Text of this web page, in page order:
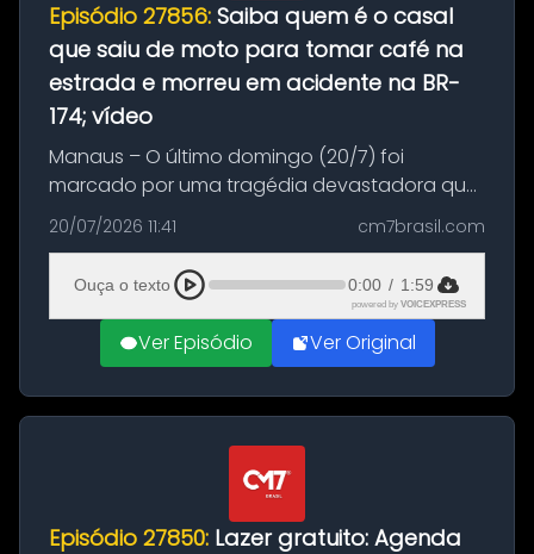
Episódio 27856: Saiba quem é o casal
que saiu de moto para tomar café na
estrada e morreu em acidente na BR-
174; vídeo
Manaus – O último domingo (20/7) foi
marcado por uma tragédia devastadora que
resultou na morte precoce de dois jovens na
BR-174, na zona rural de Manaus. Um passeio
com destino a um típico café regio...
20/07/2026 11:41 cm7brasil.com
Ouça o texto 0:00 / 1:59
powered by VOICEXPRESS
Ver Episódio Ver Original
Episódio 27850: Lazer gratuito: Agenda